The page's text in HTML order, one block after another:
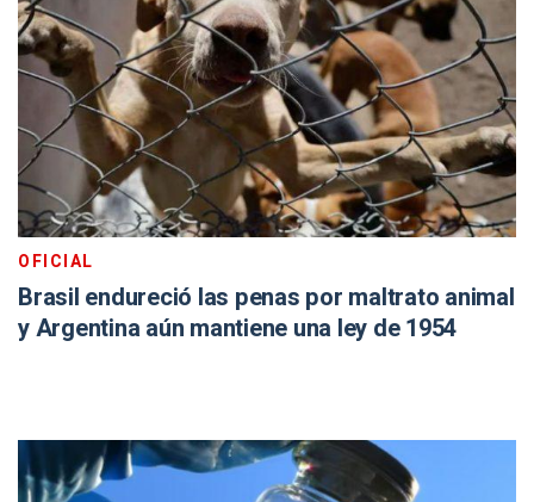
OFICIAL
Brasil endureció las penas por maltrato animal
y Argentina aún mantiene una ley de 1954